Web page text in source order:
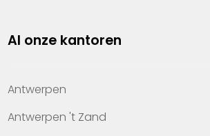
Property management
Kennis van wonen
Kantoren
Al onze kantoren
Antwerpen
Antwerpen 't Zand